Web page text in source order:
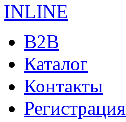
B2B
Каталог
Контакты
Регистрация